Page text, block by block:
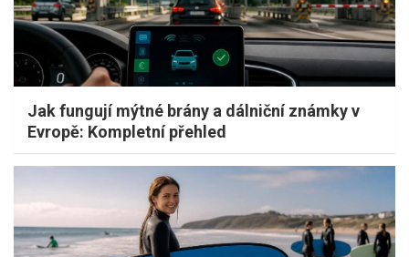
Jak fungují mýtné brány a dálniční známky v
Evropě: Kompletní přehled